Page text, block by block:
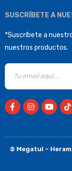
SUSCRÍBETE A
*Suscríbete a
nuestros productos.
© Megatul –